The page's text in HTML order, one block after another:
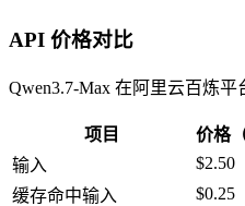
API 价格对比
Qwen3.7-Max 在阿里云百炼平
项目
价格
输入
$2.50
缓存命中输入
$0.25